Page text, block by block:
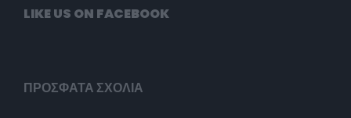
LIKE US ON FACEBOOK
ΠΡΌΣΦΑΤΑ ΣΧΌΛΙΑ